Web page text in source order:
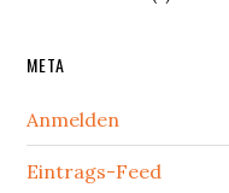
META
Anmelden
Eintrags-Feed